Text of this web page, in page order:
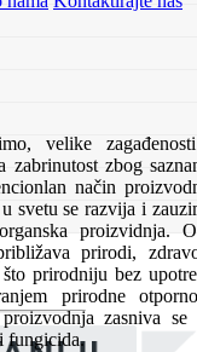
velike
zabrinutost zbog
način
svetu se razvija i
proizvidnja.
prirodi,
prirodniju bez
prirodne
zasniva se
fungicida.